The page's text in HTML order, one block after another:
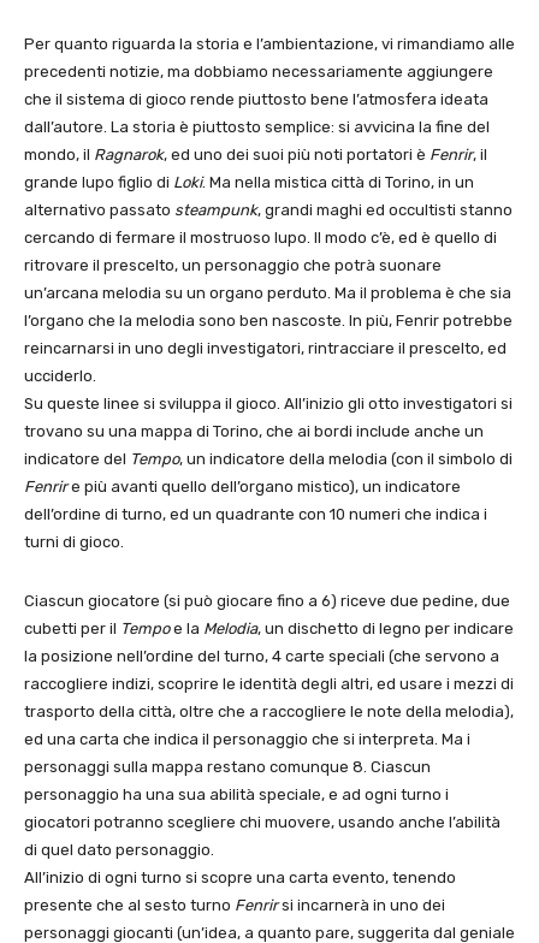
Per quanto riguarda la storia e l’ambientazione, vi rimandiamo alle
precedenti notizie, ma dobbiamo necessariamente aggiungere
che il sistema di gioco rende piuttosto bene l’atmosfera ideata
dall’autore. La storia è piuttosto semplice: si avvicina la fine del
mondo, il Ragnarok, ed uno dei suoi più noti portatori è Fenrir, il
grande lupo figlio di Loki. Ma nella mistica città di Torino, in un
alternativo passato steampunk, grandi maghi ed occultisti stanno
cercando di fermare il mostruoso lupo. Il modo c’è, ed è quello di
ritrovare il prescelto, un personaggio che potrà suonare
un’arcana melodia su un organo perduto. Ma il problema è che sia
l’organo che la melodia sono ben nascoste. In più, Fenrir potrebbe
reincarnarsi in uno degli investigatori, rintracciare il prescelto, ed
ucciderlo.
Su queste linee si sviluppa il gioco. All’inizio gli otto investigatori si
trovano su una mappa di Torino, che ai bordi include anche un
indicatore del Tempo, un indicatore della melodia (con il simbolo di
Fenrire più avanti quello dell’organo mistico), un indicatore
dell’ordine di turno, ed un quadrante con 10 numeri che indica i
turni di gioco.
Ciascun giocatore (si può giocare fino a 6) riceve due pedine, due
cubetti per il Tempoe la Melodia, un dischetto di legno per indicare
la posizione nell’ordine del turno, 4 carte speciali (che servono a
raccogliere indizi, scoprire le identità degli altri, ed usare i mezzi di
trasporto della città, oltre che a raccogliere le note della melodia),
ed una carta che indica il personaggio che si interpreta. Ma i
personaggi sulla mappa restano comunque 8. Ciascun
personaggio ha una sua abilità speciale, e ad ogni turno i
giocatori potranno scegliere chi muovere, usando anche l’abilità
di quel dato personaggio.
All’inizio di ogni turno si scopre una carta evento, tenendo
presente che al sesto turno Fenrirsi incarnerà in uno dei
personaggi giocanti (un’idea, a quanto pare, suggerita dal geniale